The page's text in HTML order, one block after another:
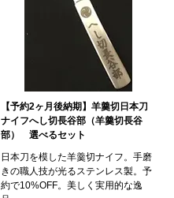
【予約2ヶ月後納期】羊羹切日本刀
ナイフへし切長谷部（羊羹切長谷
部） 選べるセット
日本刀を模した羊羹切ナイフ。手磨
きの職人技が光るステンレス製。予
約で10%OFF。美しく実用的な逸